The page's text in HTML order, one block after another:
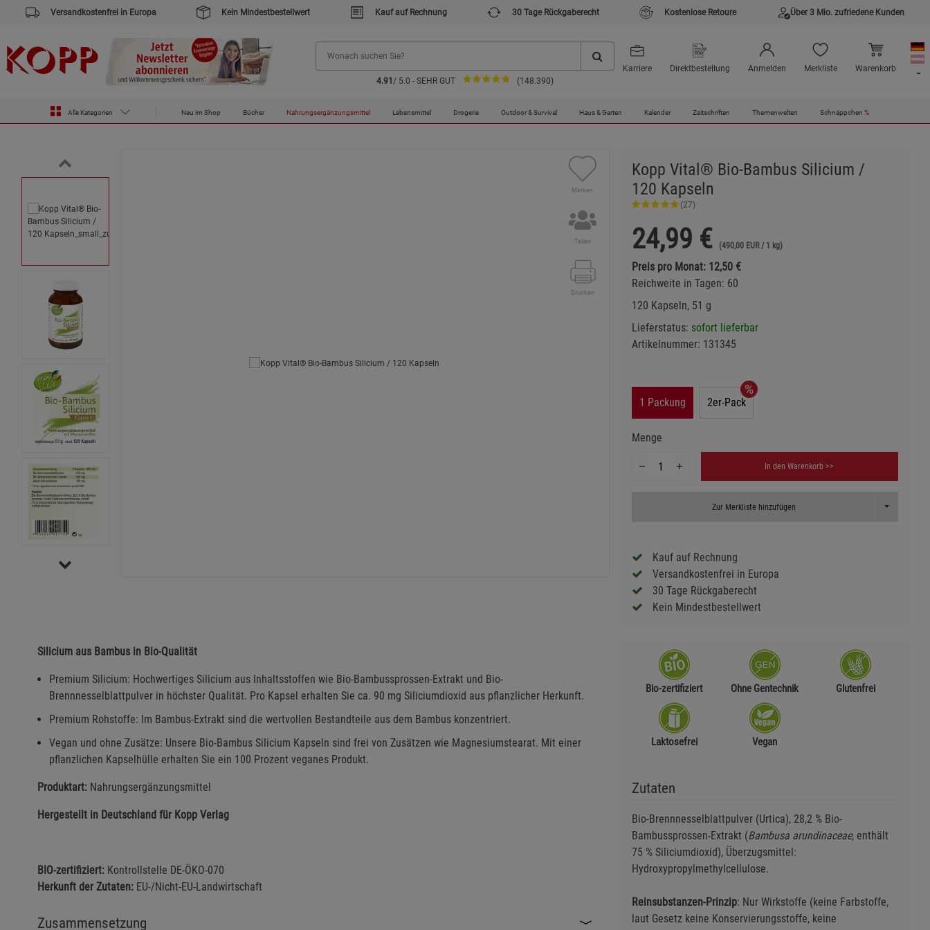
Versandkostenfrei in Europa Kein Mindestbestellwert Kauf auf Rechnung 30 Tage Rückgaberecht Kostenlose Retoure Über 3 Mio. zufriedene Kunden
4.91 / 5.0 - SEHR GUT (148.390)
Karriere Direktbestellung Anmelden Merkliste Warenkorb
Alle Kategorien Neu im Shop Bücher Nahrungsergänzungsmittel Lebensmittel Drogerie Outdoor & Survival Haus & Garten Kalender Zeitschriften Themenwelten Schnäppchen %
Zur Startseite des Kopp Verlag Online-Shop
Nahrungsergänzungsmittel Kopp Vital® Bio-Bambus Silicium / 120 Kapseln
Merken
Teilen
Drucken
Kopp Vital® Bio-Bambus Silicium /
120 Kapseln
(27)
24,99 € (490,00 EUR / 1 kg)
Preis pro Monat: 12,50 €
Reichweite in Tagen: 60
120 Kapseln, 51 g
Lieferstatus: sofort lieferbar
Artikelnummer: 131345
1 Packung 2er-Pack
Menge
In den Warenkorb >>
Zur Merkliste hinzufügen Toggle
Kauf auf Rechnung
Versandkostenfrei in Europa
30 Tage Rückgaberecht
Kein Mindestbestellwert
Silicium aus Bambus in Bio-Qualität
Premium Silicium: Hochwertiges Silicium aus Inhaltsstoffen wie Bio-Bambussprossen-Extrakt und Bio-
Brennnesselblattpulver in höchster Qualität. Pro Kapsel erhalten Sie ca. 90 mg Siliciumdioxid aus pflanzlicher Herkunft.
Premium Rohstoffe: Im Bambus-Extrakt sind die wertvollen Bestandteile aus dem Bambus konzentriert.
Vegan und ohne Zusätze: Unsere Bio-Bambus Silicium Kapseln sind frei von Zusätzen wie Magnesiumstearat. Mit einer
pflanzlichen Kapselhülle erhalten Sie ein 100 Prozent veganes Produkt.
Produktart: Nahrungsergänzungsmittel
Hergestellt in Deutschland für Kopp Verlag
BIO-zertifiziert: Kontrollstelle DE-ÖKO-070
Herkunft der Zutaten: EU-/Nicht-EU-Landwirtschaft
Zusammensetzung
Bio-zertifiziert Ohne Gentechnik Glutenfrei
Laktosefrei Vegan
Zutaten
Bio-Brennnesselblattpulver (Urtica), 28,2 % Bio-
Bambussprossen-Extrakt (Bambusa arundinaceae, enthält
75 % Siliciumdioxid), Überzugsmittel:
Hydroxypropylmethylcellulose.
Reinsubstanzen-Prinzip: Nur Wirkstoffe (keine Farbstoffe,
laut Gesetz keine Konservierungsstoffe, keine